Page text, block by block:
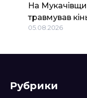
На
травмував
05.08.2026
Рубрики